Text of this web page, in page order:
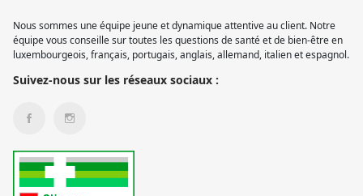
Nous sommes une équipe jeune et dynamique attentive au client. Notre
équipe vous conseille sur toutes les questions de santé et de bien-être en
luxembourgeois, français, portugais, anglais, allemand, italien et espagnol.
Suivez-nous sur les réseaux sociaux :